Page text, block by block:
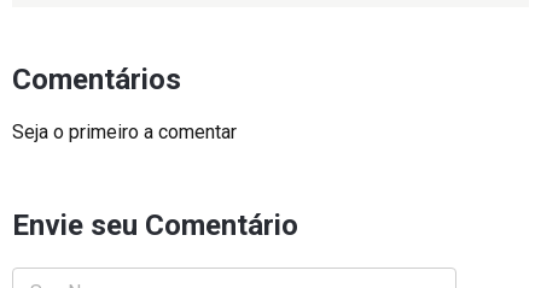
Comentários
Seja o primeiro a comentar
Envie seu Comentário